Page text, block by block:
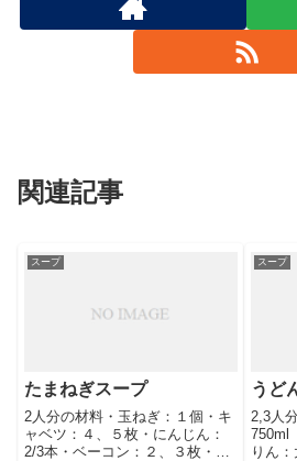
関連記事
スープ
たまねぎスープ
2人分の材料・玉ねぎ：１個・キ
ャベツ：４、５枚・にんじん：
2/3本・ベーコン：２、３枚・
スープ
うど
2,3人
750ml
りん